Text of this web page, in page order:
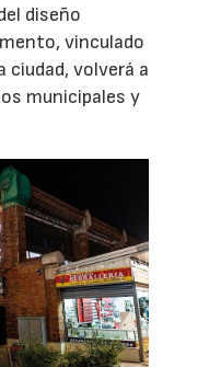
diseño
vinculado
ciudad, volverá a
municipales y